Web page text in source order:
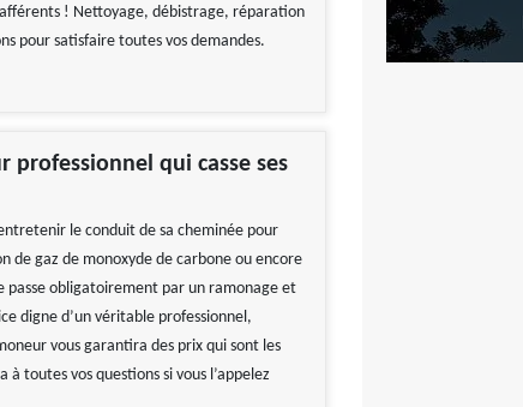
! Nettoyage, débistrage, réparation
pour satisfaire toutes vos demandes.
professionnel qui casse ses
le conduit de sa cheminée pour
de gaz de monoxyde de carbone ou encore
passe obligatoirement par un ramonage et
digne d’un véritable professionnel,
vous garantira des prix qui sont les
toutes vos questions si vous l’appelez